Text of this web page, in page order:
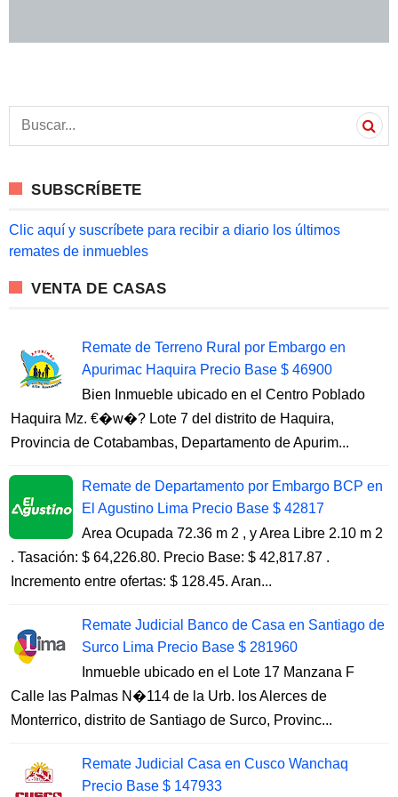
a
h
o
:
SUBSCRÍBETE
Clic aquí y suscríbete para recibir a diario los últimos
remates de inmuebles
VENTA DE CASAS
Remate de Terreno Rural por Embargo en
Apurimac Haquira Precio Base $ 46900
Bien Inmueble ubicado en el Centro Poblado
Haquira Mz. €�w�? Lote 7 del distrito de Haquira,
Provincia de Cotabambas, Departamento de Apurim...
Remate de Departamento por Embargo BCP en
El Agustino Lima Precio Base $ 42817
Area Ocupada 72.36 m 2 , y Area Libre 2.10 m 2
. Tasación: $ 64,226.80. Precio Base: $ 42,817.87 .
Incremento entre ofertas: $ 128.45. Aran...
Remate Judicial Banco de Casa en Santiago de
Surco Lima Precio Base $ 281960
Inmueble ubicado en el Lote 17 Manzana F
Calle las Palmas N�114 de la Urb. los Alerces de
Monterrico, distrito de Santiago de Surco, Provinc...
Remate Judicial Casa en Cusco Wanchaq
Precio Base $ 147933